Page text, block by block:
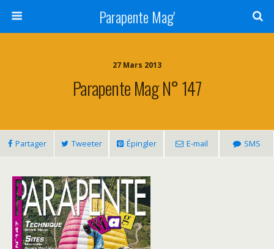
Parapente Mag'
27 Mars 2013
Parapente Mag N° 147
Partager Tweeter Épingler E-mail SMS